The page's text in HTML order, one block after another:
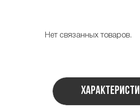
Нет связанных товаров.